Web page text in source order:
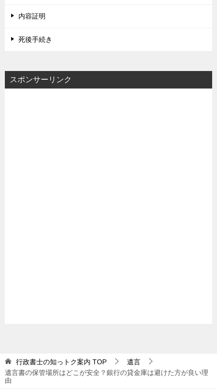
内容証明
死後手続き
スポンサーリンク
行政書士の知っトク案内 TOP
遺言
遺言書の保管場所はどこが安全？銀行の貸金庫は避けた方が良い理
由